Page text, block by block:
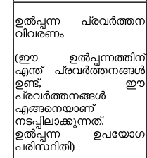
ഉൽപ്പന്ന പ്രവർത്തന
വിവരണം
(ഈ ഉൽപ്പന്നത്തിന്
എന്ത് പ്രവർത്തനങ്ങൾ
ഉണ്ട്, ഈ
പ്രവർത്തനങ്ങൾ
എങ്ങനെയാണ്
നടപ്പിലാക്കുന്നത്.
ഉൽപ്പന്ന ഉപയോഗ
പരിസ്ഥിതി)